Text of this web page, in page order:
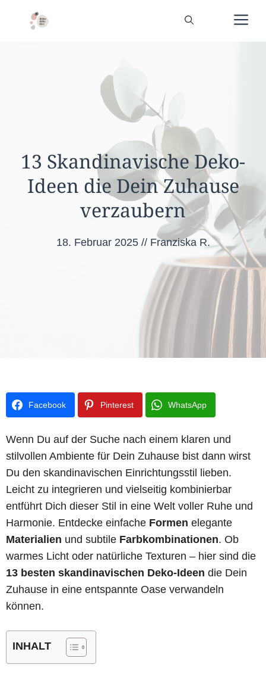
13 Skandinavische Deko-
Ideen die Dein Zuhause
verzaubern
18. Februar 2025 // Franziska R.
Facebook Pinterest WhatsApp
Wenn Du auf der Suche nach einem klaren und
stilvollen Ambiente für Dein Zuhause bist dann wirst
Du den skandinavischen Einrichtungsstil lieben.
Leicht zu integrieren und vielseitig kombinierbar
entführt Dich dieser Stil in eine Welt voller Ruhe und
Harmonie. Entdecke einfache Formen elegante
Materialien und subtile Farbkombinationen. Ob
warmes Licht oder natürliche Texturen – hier sind die
13 besten skandinavischen Deko-Ideen die Dein
Zuhause in eine entspannte Oase verwandeln
können.
INHALT